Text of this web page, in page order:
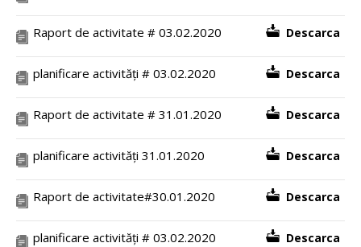
Raport de activitate # 03.02.2020 Descarca
planificare activități # 03.02.2020 Descarca
Raport de activitate # 31.01.2020 Descarca
planificare activități 31.01.2020 Descarca
Raport de activitate#30.01.2020 Descarca
planificare activități # 03.02.2020 Descarca